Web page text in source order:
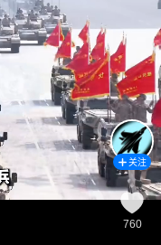
关注
760